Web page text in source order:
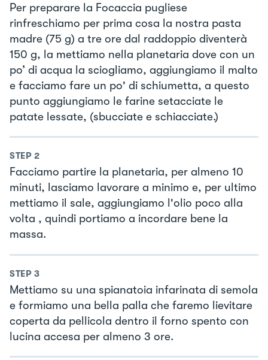
Per preparare la Focaccia pugliese
rinfreschiamo per prima cosa la nostra pasta
madre (75 g) a tre ore dal raddoppio diventerà
150 g, la mettiamo nella planetaria dove con un
po’ di acqua la sciogliamo, aggiungiamo il malto
e facciamo fare un po' di schiumetta, a questo
punto aggiungiamo le farine setacciate le
patate lessate, (sbucciate e schiacciate.)
STEP 2
Facciamo partire la planetaria, per almeno 10
minuti, lasciamo lavorare a minimo e, per ultimo
mettiamo il sale, aggiungiamo l'olio poco alla
volta , quindi portiamo a incordare bene la
massa.
STEP 3
Mettiamo su una spianatoia infarinata di semola
e formiamo una bella palla che faremo lievitare
coperta da pellicola dentro il forno spento con
lucina accesa per almeno 3 ore.